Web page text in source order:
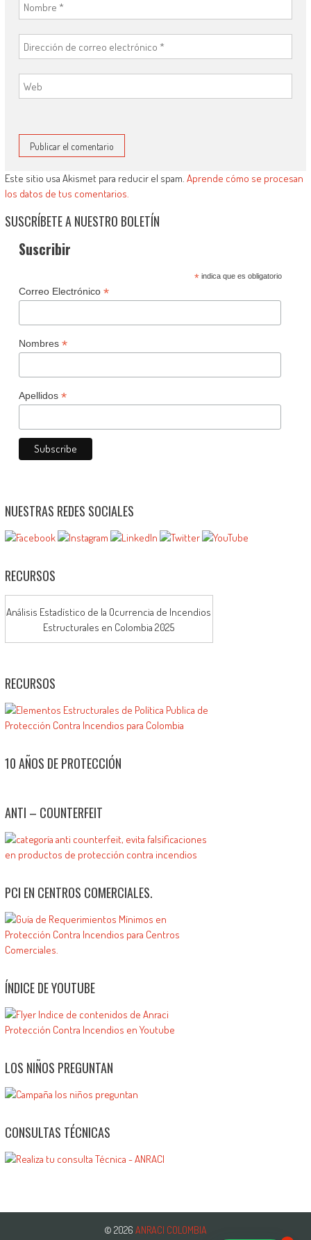
Este sitio usa Akismet para reducir el spam. Aprende cómo se procesan
los datos de tus comentarios.
SUSCRÍBETE A NUESTRO BOLETÍN
Suscribir
*indica que es obligatorio
Correo Electrónico *
Nombres *
Apellidos *
NUESTRAS REDES SOCIALES
RECURSOS
Análisis Estadístico de la Ocurrencia de Incendios
Estructurales en Colombia 2025
RECURSOS
10 AÑOS DE PROTECCIÓN
ANTI – COUNTERFEIT
PCI EN CENTROS COMERCIALES.
ÍNDICE DE YOUTUBE
LOS NIÑOS PREGUNTAN
CONSULTAS TÉCNICAS
© 2026 ANRACI COLOMBIA